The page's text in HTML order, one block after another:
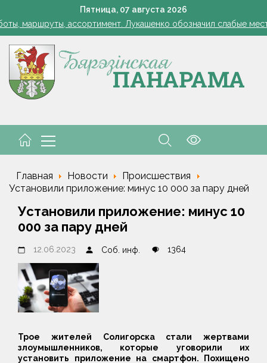
Пятница, 07 августа 2026
Лукашенко: я борюсь не за колхозы или совхозы - я борюсь
маршруты, ассортимент. Лукашенко обозначил слабые
1 стакан в ведро — тля и плодожорка бегут: Августовская
и средний бизнес приглашают к сотрудничеству с
Лукашенко: я борюсь не за колхозы или совхозы - я борюсь
Главная Новости
Происшествия
Установили приложение: минус 10 000 за пару дней
Установили приложение: минус 10
000 за пару дней
12.06.2023 Соб. инф. 1364
Трое жителей Солигорска стали жертвами
злоумышленников, которые уговорили их
установить приложение на смартфон. Похищено